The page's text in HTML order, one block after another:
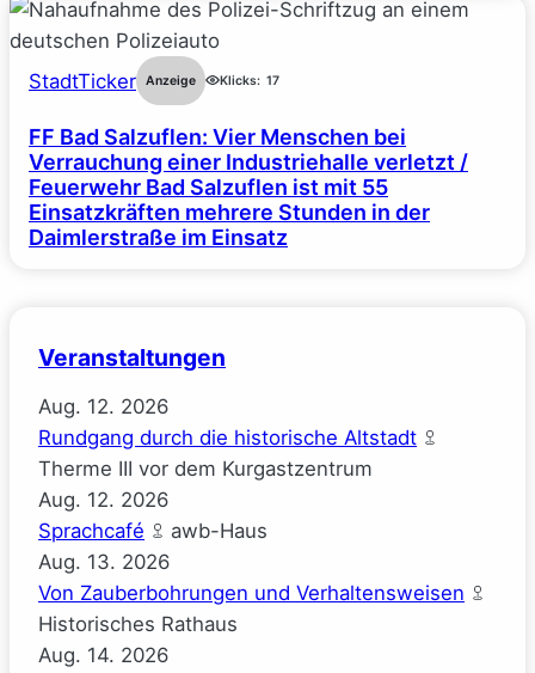
StadtTicker Anzeige Klicks: 17
FF Bad Salzuflen: Vier Menschen bei
Verrauchung einer Industriehalle verletzt /
Feuerwehr Bad Salzuflen ist mit 55
Einsatzkräften mehrere Stunden in der
Daimlerstraße im Einsatz
Veranstaltungen
Aug. 12. 2026
Rundgang durch die historische Altstadt
Therme III vor dem Kurgastzentrum
Aug. 12. 2026
Sprachcafé
awb-Haus
Aug. 13. 2026
Von Zauberbohrungen und Verhaltensweisen
Historisches Rathaus
Aug. 14. 2026